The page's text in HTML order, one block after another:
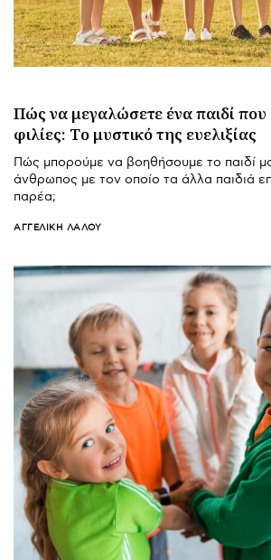
Πώς να μεγαλώσετε ένα παιδί που
φιλίες: Tο μυστικό της ευελιξίας
Πώς μπορούμε να βοηθήσουμε το παιδί
άνθρωπος με τον οποίο τα άλλα παιδιά
παρέα;
ΑΓΓΕΛΙΚΉ ΛΆΛΟΥ